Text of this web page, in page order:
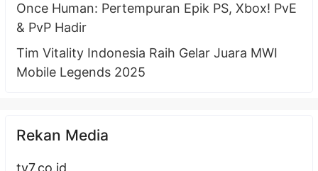
Once Human: Pertempuran Epik PS, Xbox! PvE
& PvP Hadir
Tim Vitality Indonesia Raih Gelar Juara MWI
Mobile Legends 2025
Rekan Media
tv7.co.id